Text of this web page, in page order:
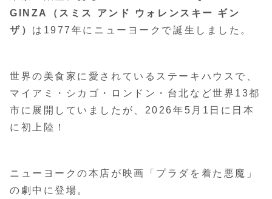
GINZA（スミス アンド ウォレンスキー ギン
ザ） は1977年にニューヨークで誕生しました。
世界の美食家に愛されているステーキハウスで、
マイアミ・シカゴ・ロンドン・台北など世界13都
市に展開していましたが、2026年5月1日に日本
に初上陸！
ニューヨークの本店が映画「プラダを着た悪魔」
の劇中に登場。